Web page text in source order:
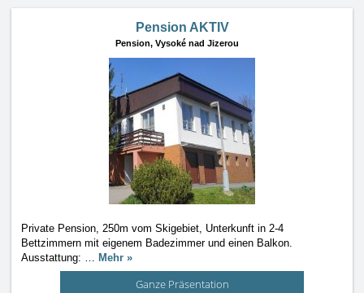
Pension AKTIV
Pension, Vysoké nad Jizerou
Private Pension, 250m vom Skigebiet, Unterkunft in 2-4
Bettzimmern mit eigenem Badezimmer und einen Balkon.
Ausstattung: … Mehr »
Ganze Präsentation